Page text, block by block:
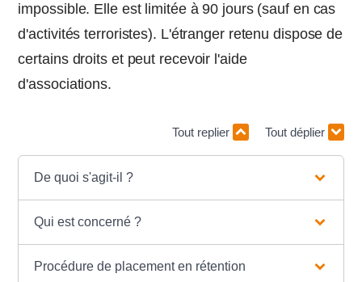
impossible. Elle est limitée à 90 jours (sauf en cas
d'activités terroristes). L'étranger retenu dispose de
certains droits et peut recevoir l'aide
d'associations.
Tout replier Tout déplier
De quoi s'agit-il ?
Qui est concerné ?
Procédure de placement en rétention